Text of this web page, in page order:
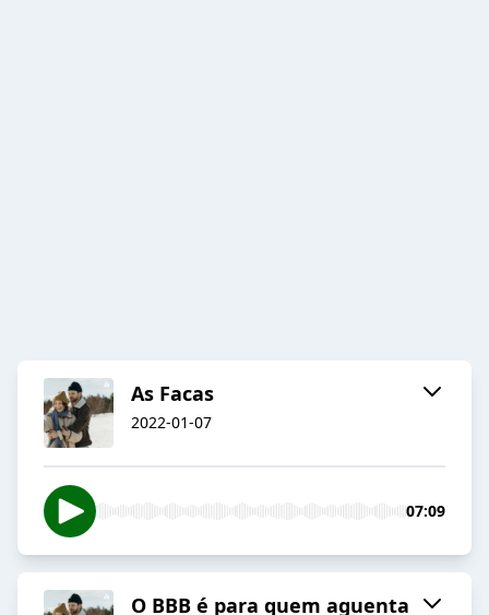
As Facas
2022-01-07
07:09
O BBB é para quem aguenta